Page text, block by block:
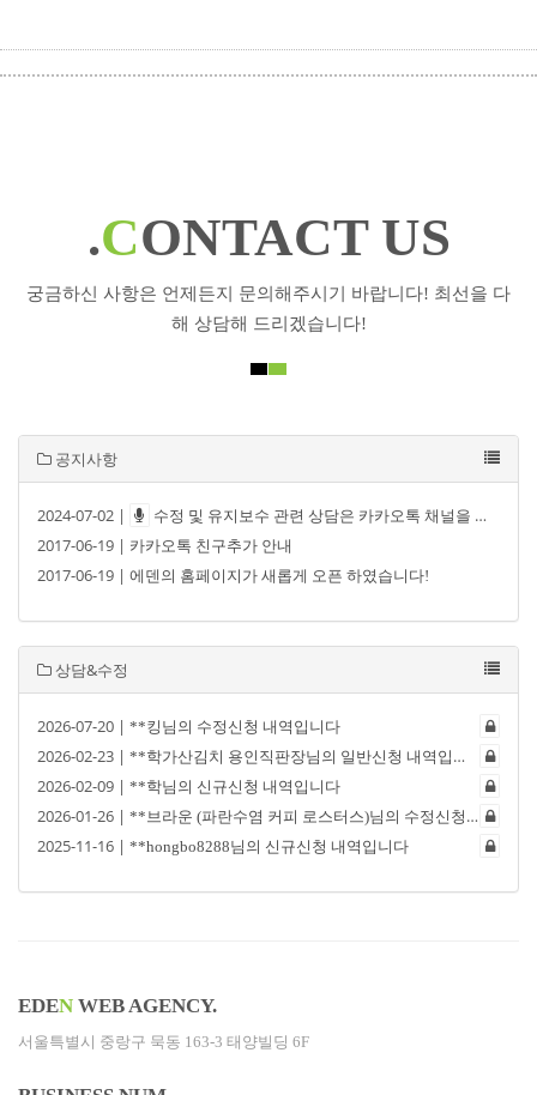
.CONTACT US
궁금하신 사항은 언제든지 문의해주시기 바랍니다! 최선을 다
해 상담해 드리겠습니다!
공지사항
2024-07-02 | 수정 및 유지보수 관련 상담은 카카오톡 채널을 통해 문의해주세요.
2017-06-19 | 카카오톡 친구추가 안내
2017-06-19 | 에덴의 홈페이지가 새롭게 오픈 하였습니다!
상담&수정
2026-07-20 | **킹님의 수정신청 내역입니다
2026-02-23 | **학가산김치 용인직판장님의 일반신청 내역입니다
2026-02-09 | **학님의 신규신청 내역입니다
2026-01-26 | **브라운 (파란수염 커피 로스터스)님의 수정신청 내역입니다
2025-11-16 | **hongbo8288님의 신규신청 내역입니다
EDEN WEB AGENCY.
서울특별시 중랑구 묵동 163-3 태양빌딩 6F